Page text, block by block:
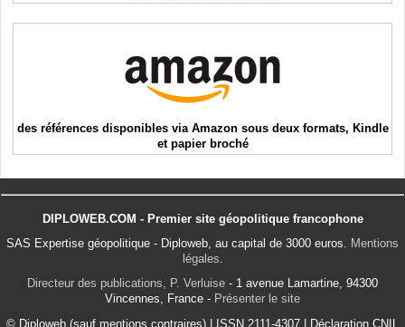
des références disponibles via Amazon sous deux formats, Kindle
et papier broché
DIPLOWEB.COM - Premier site géopolitique francophone
SAS Expertise géopolitique - Diploweb, au capital de 3000 euros. Mentions
légales.
Directeur des publications, P. Verluise - 1 avenue Lamartine, 94300
Vincennes, France - Présenter le site
© Diploweb (sauf mentions contraires) | ISSN 2111-4307 | Déclaration CNIL